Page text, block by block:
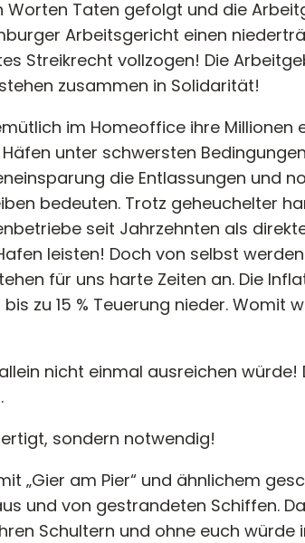
Worten Taten gefolgt und die
Arbeitsgericht einen
Streikrecht vollzogen! Die
zusammen in Solidarität!
im Homeoffice ihre Millionen
unter schwersten
die Entlassungen und
bedeuten. Trotz geheuchelter
seit Jahrzehnten als
leisten! Doch von selbst
für uns harte Zeiten an. Die
zu 15 % Teuerung nieder. Womit
nicht einmal ausreichen würde!
sondern notwendig!
„Gier am Pier“ und ähnlichem
und von gestrandeten Schiffen.
Schultern und ohne euch würde